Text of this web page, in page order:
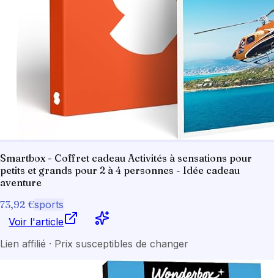
Smartbox - Coffret cadeau Activités à sensations pour
petits et grands pour 2 à 4 personnes - Idée cadeau
aventure
73,92 €sports
Voir l'article
Lien affilié · Prix susceptibles de changer